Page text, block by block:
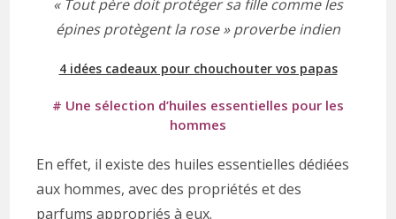
« Tout père doit protéger sa fille comme les
épines protègent la rose » proverbe indien
4 idées cadeaux pour chouchouter vos papas
# Une sélection d’huiles essentielles pour les
hommes
En effet, il existe des huiles essentielles dédiées
aux hommes, avec des propriétés et des
parfums appropriés à eux.